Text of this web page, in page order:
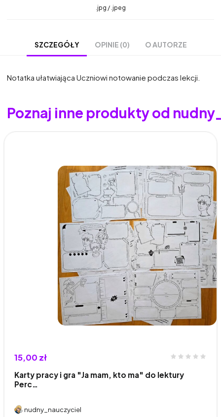
.jpg / .jpeg
SZCZEGÓŁY OPINIE (0) O AUTORZE
Notatka ułatwiająca Uczniowi notowanie podczas lekcji.
Poznaj inne produkty od
15,00 zł
Karty pracy i gra "Ja mam, kto ma" do lektury
Perc…
nudny_nauczyciel